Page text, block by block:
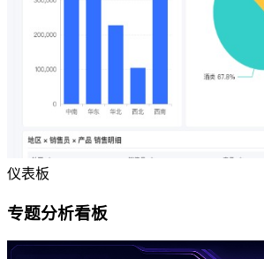
仪表板
专题分析看板